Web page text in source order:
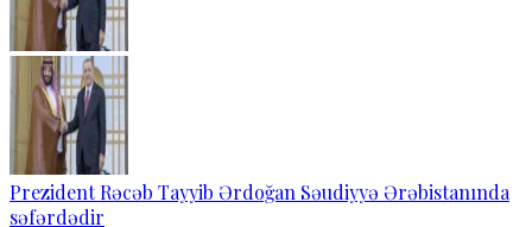
Prezident Rəcəb Tayyib Ərdoğan Səudiyyə Ərəbistanında
səfərdədir